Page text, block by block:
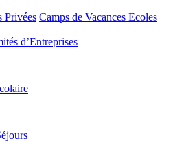
Privées Camps de Vacances Ecoles
d’Entreprises